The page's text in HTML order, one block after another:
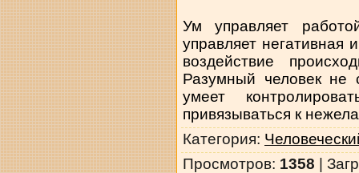
Ум управляет
управляет негативная
воздействие
Разумный человек не
умеет
привязываться к
Категория:
Просмотров: 1358 |